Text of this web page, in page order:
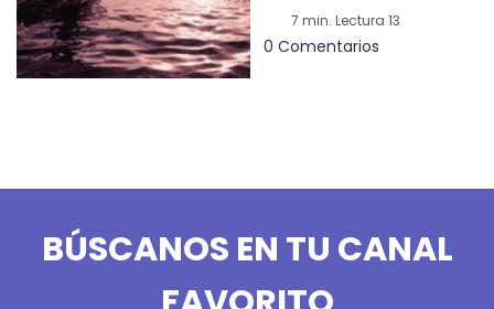
7 min. Lectura 13
0 Comentarios
BÚSCANOS EN TU CANAL